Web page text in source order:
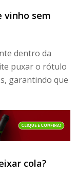
vinho sem
dentro da
puxar o rótulo
garantindo que
cola?